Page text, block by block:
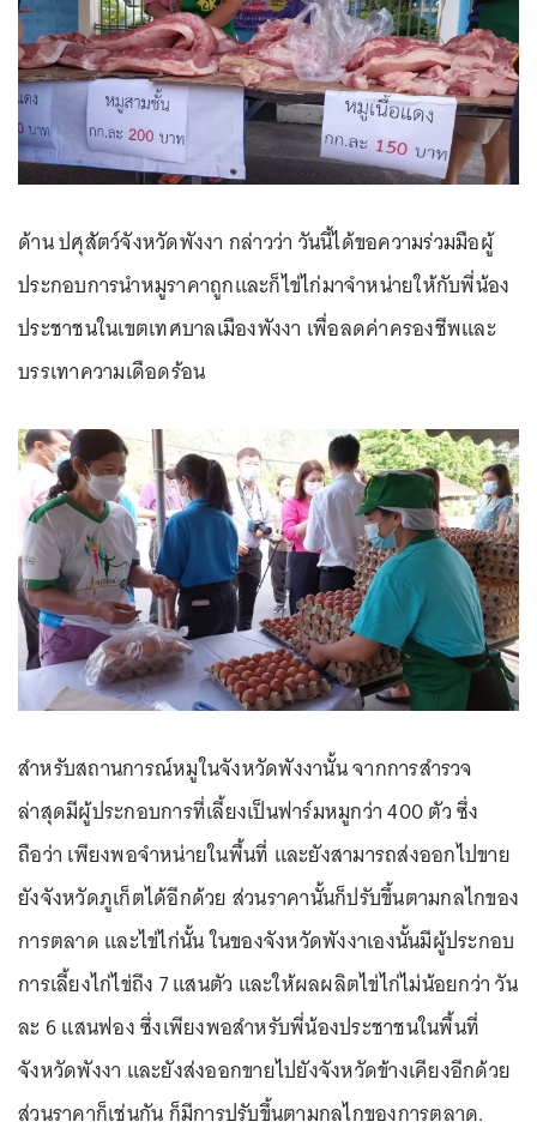
ด้าน ปศุสัตว์จังหวัดพังงา กล่าวว่า วันนี้ได้ขอความร่วมมือผู้
ประกอบการนำหมูราคาถูกและก็ไข่ไก่มาจำหน่ายให้กับพี่น้อง
ประชาชนในเขตเทศบาลเมืองพังงา เพื่อลดค่าครองชีพและ
บรรเทาความเดือดร้อน
สำหรับสถานการณ์หมูในจังหวัดพังงานั้น จากการสำรวจ
ล่าสุดมีผู้ประกอบการที่เลี้ยงเป็นฟาร์มหมูกว่า 400 ตัว ซึ่ง
ถือว่า เพียงพอจำหน่ายในพื้นที่ และยังสามารถส่งออกไปขาย
ยังจังหวัดภูเก็ตได้อีกด้วย ส่วนราคานั้นก็ปรับขึ้นตามกลไกของ
การตลาด และไข่ไก่นั้น ในของจังหวัดพังงาเองนั้นมีผู้ประกอบ
การเลี้ยงไก่ไข่ถึง 7 แสนตัว และให้ผลผลิตไข่ไก่ไม่น้อยกว่า วัน
ละ 6 แสนฟอง ซึ่งเพียงพอสำหรับพี่น้องประชาชนในพื้นที่
จังหวัดพังงา และยังส่งออกขายไปยังจังหวัดข้างเคียงอีกด้วย
ส่วนราคาก็เช่นกัน ก็มีการปรับขึ้นตามกลไกของการตลาด.